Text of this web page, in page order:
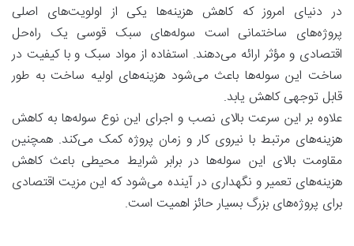
در دنیای امروز که کاهش هزینه‌ها یکی از اولویت‌های اصلی
پروژه‌های ساختمانی است سوله‌های سبک قوسی یک راه‌حل
اقتصادی و مؤثر ارائه می‌دهند. استفاده از مواد سبک و با کیفیت در
ساخت این سوله‌ها باعث می‌شود هزینه‌های اولیه ساخت به طور
قابل توجهی کاهش یابد.
علاوه بر این سرعت بالای نصب و اجرای این نوع سوله‌ها به کاهش
هزینه‌های مرتبط با نیروی کار و زمان پروژه کمک می‌کند. همچنین
مقاومت بالای این سوله‌ها در برابر شرایط محیطی باعث کاهش
هزینه‌های تعمیر و نگهداری در آینده می‌شود که این مزیت اقتصادی
برای پروژه‌های بزرگ بسیار حائز اهمیت است.